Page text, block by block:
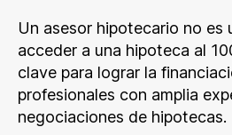
Un asesor hipotecario no es
acceder a una hipoteca al
clave para lograr la
profesionales con amplia
negociaciones de hipotecas.